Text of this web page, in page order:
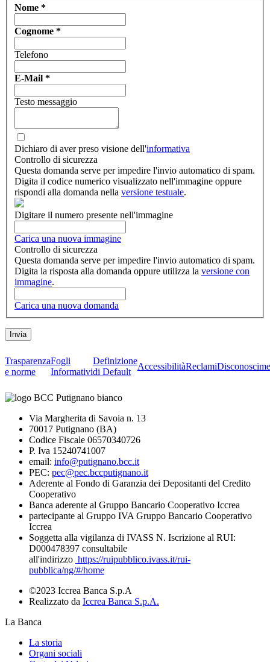
Nome *
Cognome *
Telefono
E-Mail *
Testo messaggio
Dichiaro di aver preso visione dell'informativa
Controllo di sicurezza
Questa domanda serve per impedire l'invio automatico di spam.
Digita il codice numerico visualizzato nell'immagine oppure
rispondi alla domanda nella versione testuale.
Digitare il numero presente nell'immagine
Carica una nuova immagine
Controllo di sicurezza
Questa domanda serve per impedire l'invio automatico di spam.
Digita la risposta alla domanda oppure utilizza la versione con
immagine.
Carica una nuova domanda
Trasparenza
e norme
Fogli
Informativi
Definizione
di Default
AccessibilitàReclami
Via Margherita di Savoia n. 13
70017 Putignano (BA)
Codice Fiscale 06570340726
P. Iva 15240741007
email: info@putignano.bcc.it
PEC: pec@pec.bccputignano.it
Aderente al Fondo di Garanzia dei Depositanti del Credito
Cooperativo
Banca aderente al Gruppo Bancario Cooperativo Iccrea
partecipante al Gruppo IVA Gruppo Bancario Cooperativo
Iccrea
Soggetta alla vigilanza di IVASS N. Iscrizione al RUI:
D000478397 consultabile
all'indirizzo https://ruipubblico.ivass.it/rui-
pubblica/ng/#/home
©2023 Iccrea Banca S.p.A
Realizzato da Iccrea Banca S.p.A.
La Banca
La storia
Organi sociali